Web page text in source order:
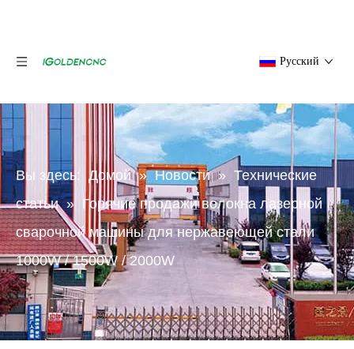
Pусский
Вы здесь: Домой » Новости » Технические
статьи » Горячие продажи волокна лазерной
сварочной машины для нержавеющей стали
1000W / 1500W / 2000W